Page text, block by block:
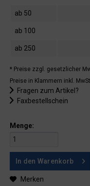
ab 50
ab 100
ab 250
* Preise zzgl. gesetzlicher
Preise in Klammern inkl.
Fragen zum Artikel?
Faxbestellschein
Menge:
In den Warenkorb
Merken